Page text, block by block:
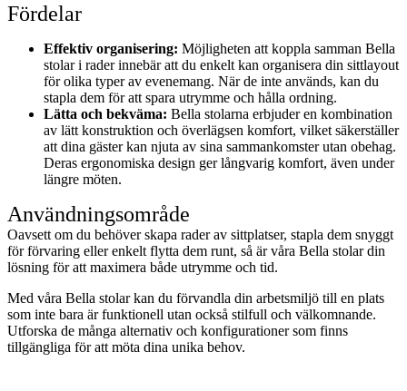
Fördelar
Effektiv organisering: Möjligheten att koppla samman Bella
stolar i rader innebär att du enkelt kan organisera din sittlayout
för olika typer av evenemang. När de inte används, kan du
stapla dem för att spara utrymme och hålla ordning.
Lätta och bekväma: Bella stolarna erbjuder en kombination
av lätt konstruktion och överlägsen komfort, vilket säkerställer
att dina gäster kan njuta av sina sammankomster utan obehag.
Deras ergonomiska design ger långvarig komfort, även under
längre möten.
Användningsområde
Oavsett om du behöver skapa rader av sittplatser, stapla dem snyggt
för förvaring eller enkelt flytta dem runt, så är våra Bella stolar din
lösning för att maximera både utrymme och tid.
Med våra Bella stolar kan du förvandla din arbetsmiljö till en plats
som inte bara är funktionell utan också stilfull och välkomnande.
Utforska de många alternativ och konfigurationer som finns
tillgängliga för att möta dina unika behov.